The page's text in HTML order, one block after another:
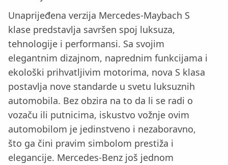
Unaprijeđena verzija Mercedes-Maybach S
klase predstavlja savršen spoj luksuza,
tehnologije i performansi. Sa svojim
elegantnim dizajnom, naprednim funkcijama i
ekološki prihvatljivim motorima, nova S klasa
postavlja nove standarde u svetu luksuznih
automobila. Bez obzira na to da li se radi o
vozaču ili putnicima, iskustvo vožnje ovim
automobilom je jedinstveno i nezaboravno,
što ga čini pravim simbolom prestiža i
elegancije. Mercedes-Benz još jednom